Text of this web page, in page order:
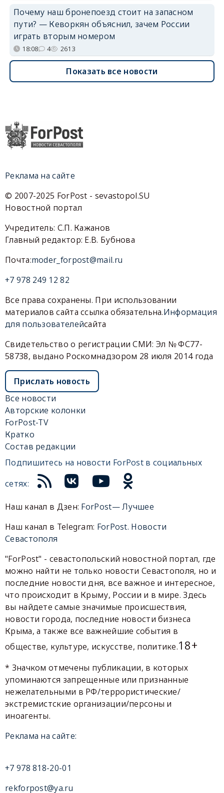
Почему наш бронепоезд стоит на запасном
пути? — Кеворкян объяснил, зачем России
играть вторым номером
18:08 4 2613
Показать все новости
Реклама на сайте
© 2007-2025 ForPost - sevastopol.SU
Новостной портал
Учредитель: С.П. Кажанов
Главный редактор: Е.В. Бубнова
Почта:moder_forpost@mail.ru
+7 978 249 12 82
Все права сохранены. При использовании
материалов сайта ссылка обязательна.Информация
для пользователейсайта
Свидетельство о регистрации СМИ: Эл № ФС77-
58738, выдано Роскомнадзором 28 июля 2014 года
Прислать новость
Все новости
Авторские колонки
ForPost-TV
Кратко
Состав редакции
Подпишитесь на новости ForPost в социальных
сетях:
Наш канал в Дзен: ForPost— Лучшее
Наш канал в Telegram: ForPost. Новости
Севастополя
"ForPost" - севастопольский новостной портал, где
можно найти не только новости Севастополя, но и
последние новости дня, все важное и интересное,
что происходит в Крыму, России и в мире. Здесь
вы найдете самые значимые происшествия,
новости города, последние новости бизнеса
Крыма, а также все важнейшие события в
обществе, культуре, искусстве, политике.18+
* Значком отмечены публикации, в которых
упоминаются запрещенные или признанные
нежелательными в РФ/террористические/
экстремистские организации/персоны и
иноагенты.
Реклама на сайте:
+7 978 818-20-01
rekforpost@ya.ru